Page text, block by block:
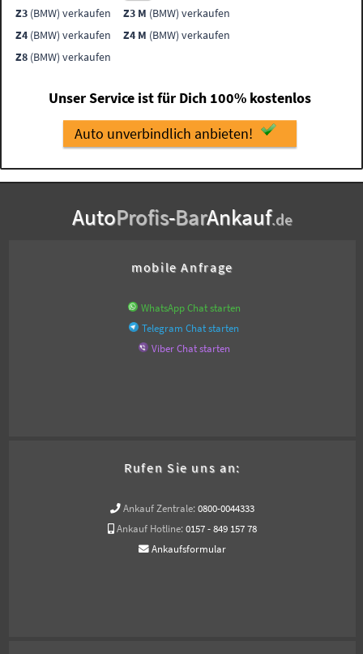
Z3 (BMW) verkaufen Z3 M (BMW) verkaufen
Z4 (BMW) verkaufen Z4 M (BMW) verkaufen
Z8 (BMW) verkaufen
Unser Service ist für Dich 100% kostenlos
Auto unverbindlich anbieten!
AutoProfis-BarAnkauf.de
mobile Anfrage
WhatsApp Chat starten
Telegram Chat starten
Viber Chat starten
Rufen Sie uns an:
Ankauf Zentrale: 0800-0044333
Ankauf Hotline: 0157 - 849 157 78
Ankaufsformular